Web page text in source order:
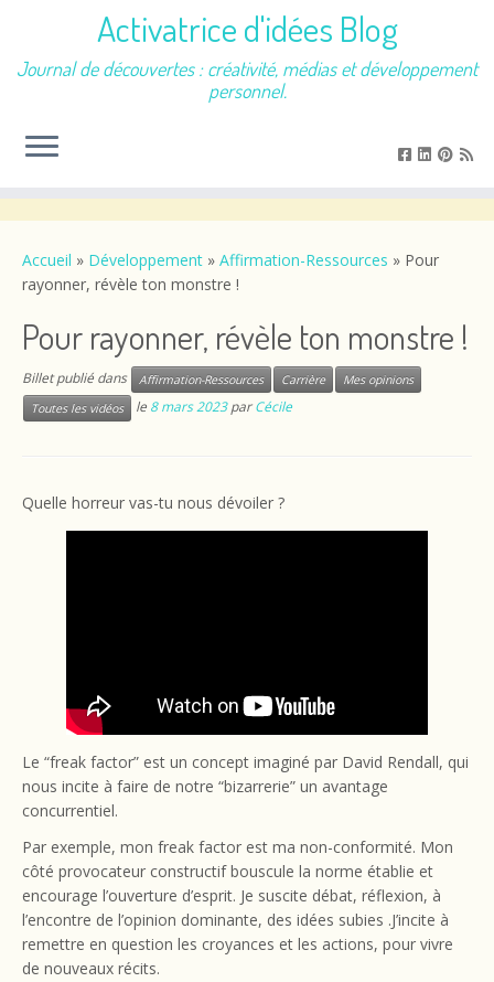
contenu
Activatrice d'idées Blog
Journal de découvertes : créativité, médias et développement
personnel.
Accueil » Développement » Affirmation-Ressources » Pour
rayonner, révèle ton monstre !
Pour rayonner, révèle ton monstre !
Billet publié dans Affirmation-Ressources Carrière
Mes opinions
Toutes les vidéos
le 8 mars 2023 parCécile
Quelle horreur vas-tu nous dévoiler ?
Le “freak factor” est un concept imaginé par David Rendall, qui
nous incite à faire de notre “bizarrerie” un avantage
concurrentiel.
Par exemple, mon freak factor est ma non-conformité. Mon
côté provocateur constructif bouscule la norme établie et
encourage l’ouverture d’esprit. Je suscite débat, réflexion, à
l’encontre de l’opinion dominante, des idées subies .J’incite à
remettre en question les croyances et les actions, pour vivre
de nouveaux récits.